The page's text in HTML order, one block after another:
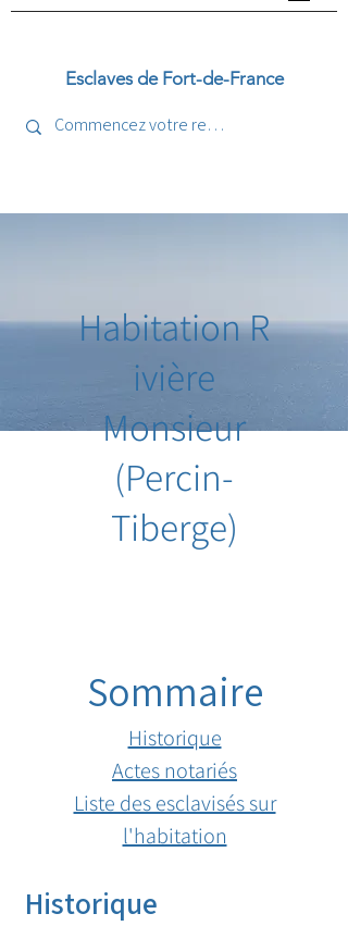
Esclaves de Fort-de-France
HabitationR
ivière
Monsieur
(Percin-
Tiberge)
Sommaire
Historique
Actes notariés
Liste des esclavisés sur
l'habitation
Historique